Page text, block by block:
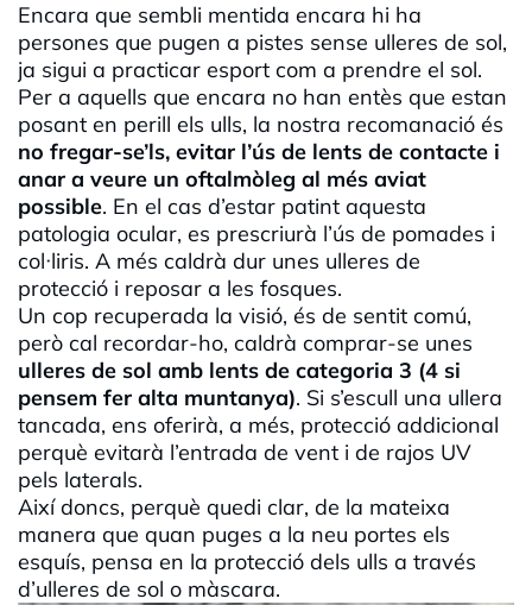
Encara que sembli mentida encara hi ha
persones que pugen a pistes sense ulleres de sol,
ja sigui a practicar esport com a prendre el sol.
Per a aquells que encara no han entès que estan
posant en perill els ulls, la nostra recomanació és
no fregar-se’ls, evitar l’ús de lents de contacte i
anar a veure un oftalmòleg al més aviat
possible. En el cas d’estar patint aquesta
patologia ocular, es prescriurà l’ús de pomades i
col·liris. A més caldrà dur unes ulleres de
protecció i reposar a les fosques.
Un cop recuperada la visió, és de sentit comú,
però cal recordar-ho, caldrà comprar-se unes
ulleres de sol amb lents de categoria 3 (4 si
pensem fer alta muntanya). Si s’escull una ullera
tancada, ens oferirà, a més, protecció addicional
perquè evitarà l’entrada de vent i de rajos UV
pels laterals.
Així doncs, perquè quedi clar, de la mateixa
manera que quan puges a la neu portes els
esquís, pensa en la protecció dels ulls a través
d’ulleres de sol o màscara.